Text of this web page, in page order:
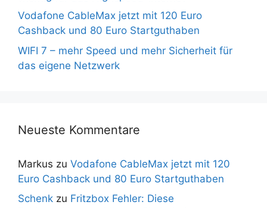
Vodafone CableMax jetzt mit 120 Euro
Cashback und 80 Euro Startguthaben
WIFI 7 – mehr Speed und mehr Sicherheit für
das eigene Netzwerk
Neueste Kommentare
Markus zu Vodafone CableMax jetzt mit 120
Euro Cashback und 80 Euro Startguthaben
Schenk zu Fritzbox Fehler: Diese